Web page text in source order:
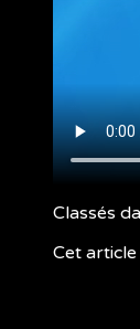
Classés
Cet